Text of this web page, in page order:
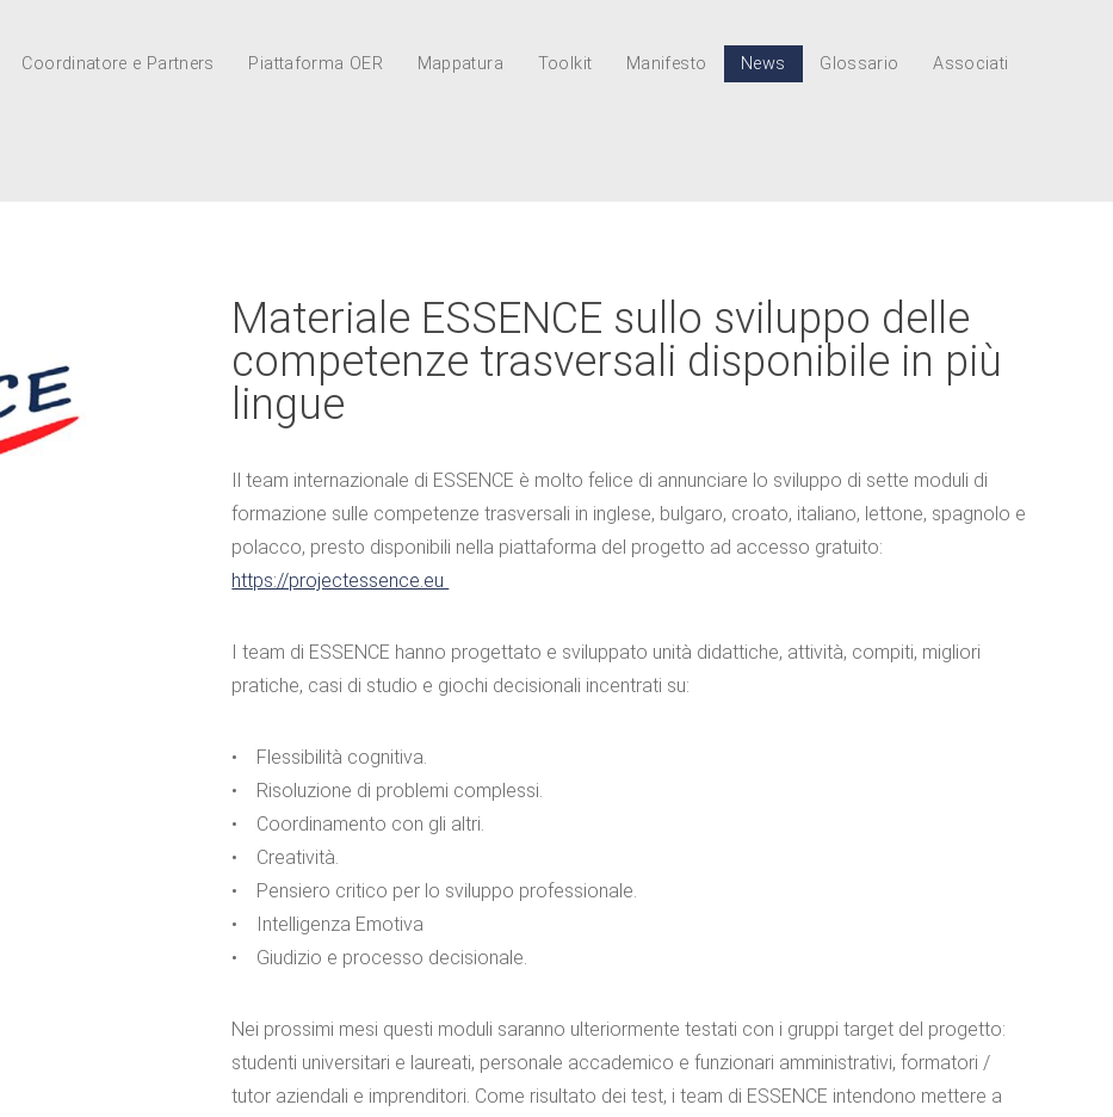
Coordinatore e Partners Piattaforma OER Mappatura Toolkit Manifesto News Glossario Associati
Materiale ESSENCE sullo sviluppo delle
competenze trasversali disponibile in più
lingue
Il team internazionale di ESSENCE è molto felice di annunciare lo sviluppo di sette moduli di
formazione sulle competenze trasversali in inglese, bulgaro, croato, italiano, lettone, spagnolo e
polacco, presto disponibili nella piattaforma del progetto ad accesso gratuito:
https://projectessence.eu
I team di ESSENCE hanno progettato e sviluppato unità didattiche, attività, compiti, migliori
pratiche, casi di studio e giochi decisionali incentrati su:
• Flessibilità cognitiva.
• Risoluzione di problemi complessi.
• Coordinamento con gli altri.
• Creatività.
• Pensiero critico per lo sviluppo professionale.
• Intelligenza Emotiva
• Giudizio e processo decisionale.
Nei prossimi mesi questi moduli saranno ulteriormente testati con i gruppi target del progetto:
studenti universitari e laureati, personale accademico e funzionari amministrativi, formatori /
tutor aziendali e imprenditori. Come risultato dei test, i team di ESSENCE intendono mettere a